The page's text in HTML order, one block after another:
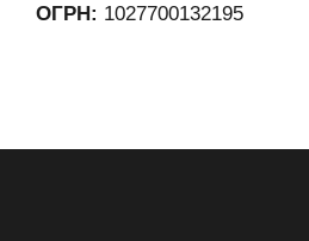
ОГРН: 1027700132195